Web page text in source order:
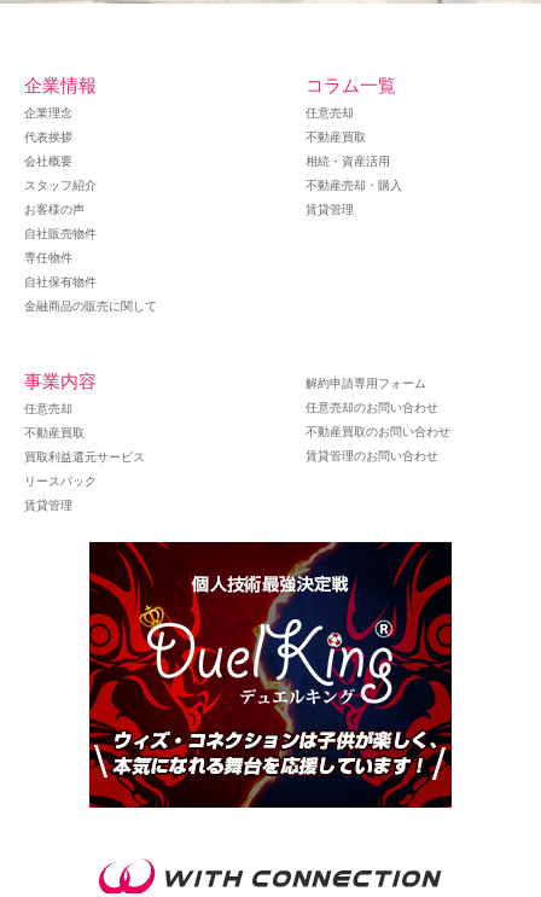
企業情報
企業理念
代表挨拶
会社概要
スタッフ紹介
お客様の声
自社販売物件
専任物件
自社保有物件
金融商品の販売に関して
コラム一覧
任意売却
不動産買取
相続・資産活用
不動産売却・購入
賃貸管理
事業内容
任意売却
不動産買取
買取利益還元サービス
リースバック
賃貸管理
解約申請専用フォーム
任意売却のお問い合わせ
不動産買取のお問い合わせ
賃貸管理のお問い合わせ